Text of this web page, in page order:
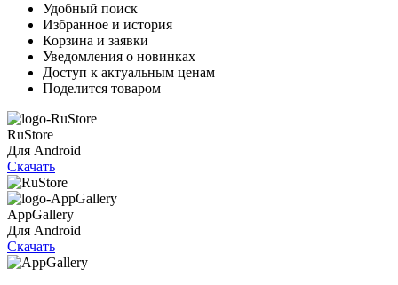
Удобный поиск
Избранное и история
Корзина и заявки
Уведомления о новинках
Доступ к актуальным ценам
Поделится товаром
RuStore
Для Android
Скачать
AppGallery
Для Android
Скачать